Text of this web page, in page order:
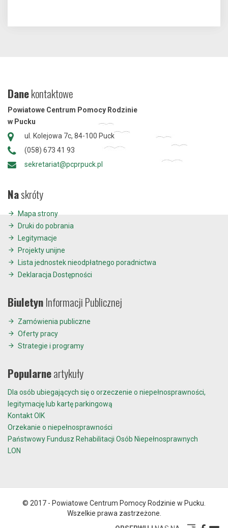
Danekontaktowe
Powiatowe Centrum Pomocy Rodzinie
w Pucku
ul. Kolejowa 7c, 84-100 Puck
(058) 673 41 93
sekretariat@pcprpuck.pl
Naskróty
Mapa strony
Druki do pobrania
Legitymacje
Projekty unijne
Lista jednostek nieodpłatnego poradnictwa
Deklaracja Dostępności
BiuletynInformacji Publicznej
Zamówienia publiczne
Oferty pracy
Strategie i programy
Popularneartykuły
Dla osób ubiegających się o orzeczenie o niepełnosprawności,
legitymację lub kartę parkingową
Kontakt OIK
Orzekanie o niepełnosprawności
Państwowy Fundusz Rehabilitacji Osób Niepełnosprawnych
LON
© 2017 - Powiatowe Centrum Pomocy Rodzinie w Pucku.
Wszelkie prawa zastrzeżone.